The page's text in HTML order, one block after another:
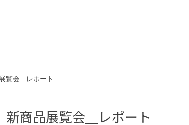
覧会＿レポート
新商品展覧会＿レポート